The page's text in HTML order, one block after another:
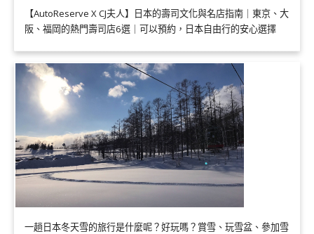
【AutoReserve X CJ夫人】日本的壽司文化與名店指南｜東京、大
阪、福岡的熱門壽司店6選｜可以預約，日本自由行的安心選擇
一趟日本冬天雪的旅行是什麼呢？好玩嗎？賞雪、玩雪盆、參加雪